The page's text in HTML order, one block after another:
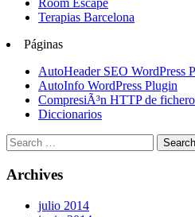
Room Escape
Terapias Barcelona
Páginas
AutoHeader SEO WordPress
AutoInfo WordPress Plugin
CompresiÃ³n HTTP de
Diccionarios
Archives
julio 2014